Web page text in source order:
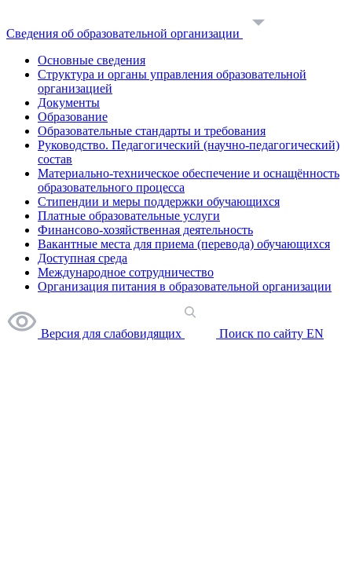
Сведения об образовательной организации
Основные сведения
Структура и органы управления образовательной
организацией
Документы
Образование
Образовательные стандарты и требования
Руководство. Педагогический (научно-педагогический)
состав
Материально-техническое обеспечение и оснащённость
образовательного процесса
Стипендии и меры поддержки обучающихся
Платные образовательные услуги
Финансово-хозяйственная деятельность
Вакантные места для приема (перевода) обучающихся
Доступная среда
Международное сотрудничество
Организация питания в образовательной организации
Версия для слабовидящих Поиск по сайту EN